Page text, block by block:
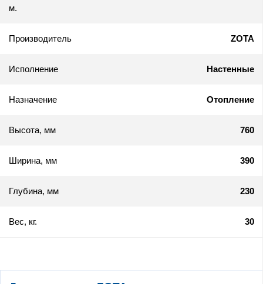
м.
Производитель ZOTA
Исполнение Настенные
Назначение Отопление
Высота, мм 760
Ширина, мм 390
Глубина, мм 230
Вес, кг. 30